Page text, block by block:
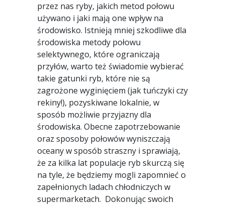
przez nas ryby, jakich metod połowu
używano i jaki mają one wpływ na
środowisko. Istnieją mniej szkodliwe dla
środowiska metody połowu
selektywnego, które ograniczają
przyłów, warto też świadomie wybierać
takie gatunki ryb, które nie są
zagrożone wyginięciem (jak tuńczyki czy
rekiny!), pozyskiwane lokalnie, w
sposób możliwie przyjazny dla
środowiska. Obecne zapotrzebowanie
oraz sposoby połowów wyniszczają
oceany w sposób straszny i sprawiają,
że za kilka lat populacje ryb skurczą się
na tyle, że będziemy mogli zapomnieć o
zapełnionych ladach chłodniczych w
supermarketach. Dokonując swoich